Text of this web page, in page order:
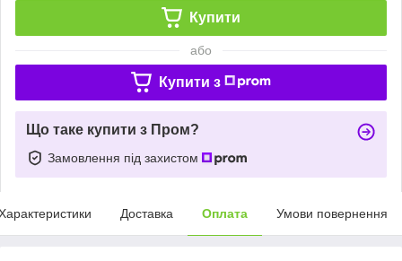
Купити
або
Купити з
Що таке купити з Пром?
Замовлення під захистом
Доставка Оплата Умови повернення